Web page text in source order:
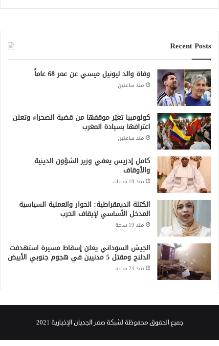
Recent Posts
وفاة والد ليونيل ميسي عن عمر 68 عاماً
منذ ساعتين
كولومبيا تغيّر موقفها من قضية الصحراء وتعلن
اعترافها بسيادة المغرب
منذ ساعتين
كامل إدريس يعفي وزير الشؤون الدينية
والأوقاف
منذ 10 ساعات
الكتلة الديمقراطية: الحوار والعملية السياسية
المدخل الأساسي لإيقاف الحرب
منذ 19 ساعة
الجيش السوداني يعلن إسقاط مسيرة استهدفت
الدلنج ومقتل 5 مدنيين في هجوم جنوبي الأبيض
منذ 24 ساعة
جميع الحقوق محفوظة لشبكة صقر الجديان الإخبارية 2021